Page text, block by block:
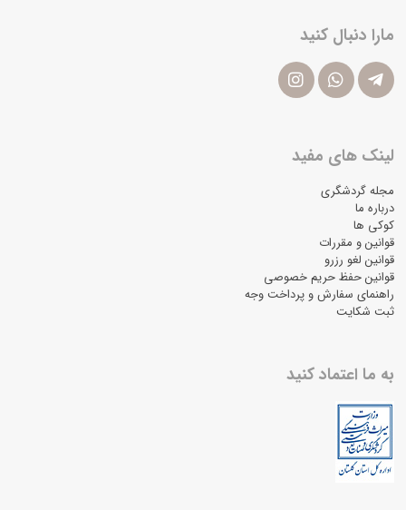
مارا دنبال کنید
لینک های مفید
مجله گردشگری
درباره ما
کوکی ها
قوانین و مقررات
قوانین لغو رزرو
قوانین حفظ حریم خصوصی
راهنمای سفارش و پرداخت وجه
ثبت شکایت
به ما اعتماد کنید